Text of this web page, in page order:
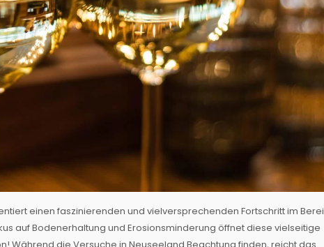
einen faszinierenden und vielversprechenden Fortschritt im
auf Bodenerhaltung und Erosionsminderung öffnet diese vielseitige